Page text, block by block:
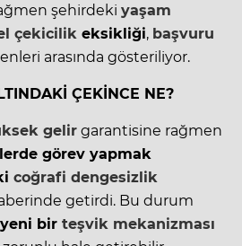
şehirdeki yaşam
çekicilik eksikliği, başvuru
arasında gösteriliyor.
ÇEKİNCE NE?
gelir garantisine rağmen
görev yapmak
coğrafi dengesizlik
getirdi. Bu durum
yeni bir teşvik mekanizması